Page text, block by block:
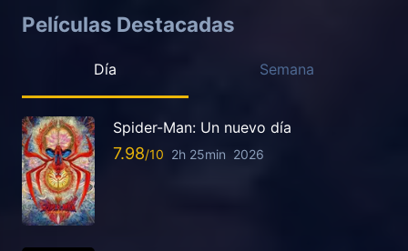
Películas Destacadas
Día Semana
Spider-Man: Un nuevo día
7.98 2h 25min 2026